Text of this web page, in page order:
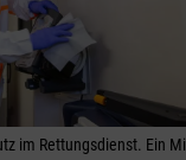
im Rettungsdienst. Ein